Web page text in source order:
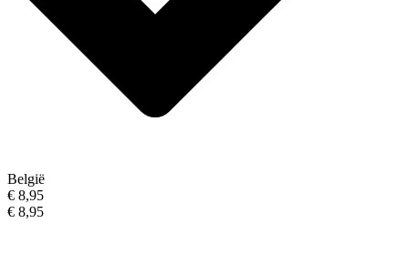
België
€ 8,95
€ 8,95